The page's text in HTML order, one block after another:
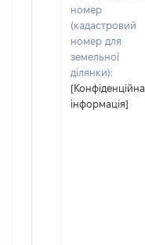
номер
(кадастровий
номер для
земельної
ділянки):
[Конфіденційна
інформація]